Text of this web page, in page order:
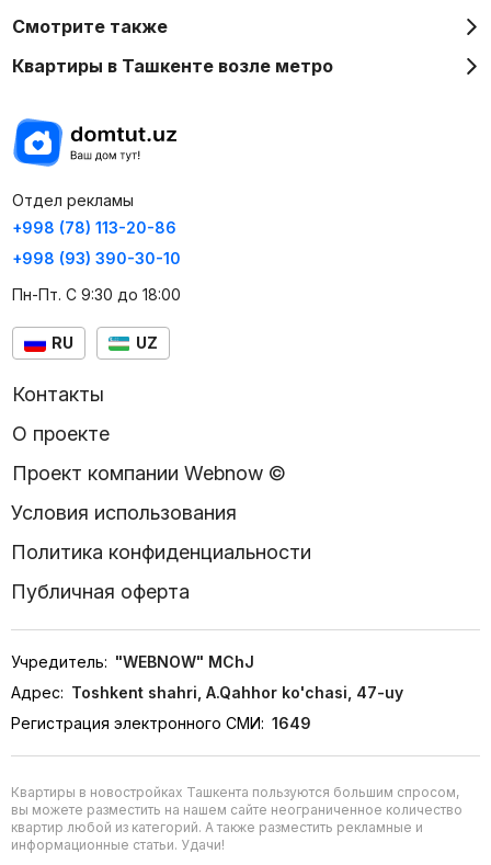
Смотрите также
Квартиры в Ташкенте возле метро
Отдел рекламы
+998 (78) 113-20-86
+998 (93) 390-30-10
Пн-Пт. С 9:30 до 18:00
RU UZ
Контакты
О проекте
Проект компании Webnow ©
Условия использования
Политика конфиденциальности
Публичная оферта
Учредитель: "WEBNOW" MChJ
Адрес: Toshkent shahri, A.Qahhor ko'chasi, 47-uy
Регистрация электронного СМИ: 1649
Квартиры в новостройках Ташкента пользуются большим спросом,
вы можете разместить на нашем сайте неограниченное количество
квартир любой из категорий. А также разместить рекламные и
информационные статьи. Удачи!